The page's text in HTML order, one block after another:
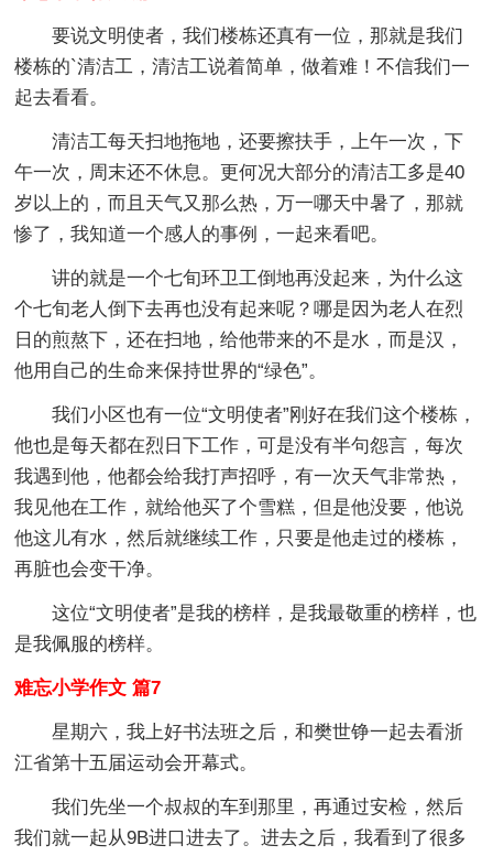
要说文明使者，我们楼栋还真有一位，那就是我们
楼栋的`清洁工，清洁工说着简单，做着难！不信我们一
起去看看。
清洁工每天扫地拖地，还要擦扶手，上午一次，下
午一次，周末还不休息。更何况大部分的清洁工多是40
岁以上的，而且天气又那么热，万一哪天中暑了，那就
惨了，我知道一个感人的事例，一起来看吧。
讲的就是一个七旬环卫工倒地再没起来，为什么这
个七旬老人倒下去再也没有起来呢？哪是因为老人在烈
日的煎熬下，还在扫地，给他带来的不是水，而是汉，
他用自己的生命来保持世界的“绿色”。
我们小区也有一位“文明使者”刚好在我们这个楼栋，
他也是每天都在烈日下工作，可是没有半句怨言，每次
我遇到他，他都会给我打声招呼，有一次天气非常热，
我见他在工作，就给他买了个雪糕，但是他没要，他说
他这儿有水，然后就继续工作，只要是他走过的楼栋，
再脏也会变干净。
这位“文明使者”是我的榜样，是我最敬重的榜样，也
是我佩服的榜样。
难忘小学作文 篇7
星期六，我上好书法班之后，和樊世铮一起去看浙
江省第十五届运动会开幕式。
我们先坐一个叔叔的车到那里，再通过安检，然后
我们就一起从9B进口进去了。进去之后，我看到了很多